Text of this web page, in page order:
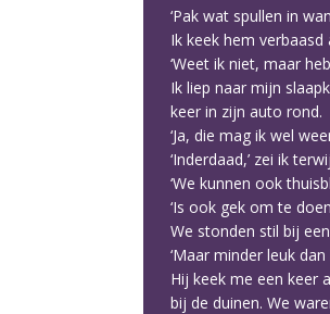
‘Pak wat spullen in
Ik keek hem verbaasd
‘Weet ik niet, maar
Ik liep naar mijn
keer in zijn auto rond.
‘Ja, die mag ik wel
‘Inderdaad,’ zei ik
‘We kunnen ook
‘Is ook gek om te
We stonden stil bij
‘Maar minder leuk
Hij keek me een keer
bij de duinen. We